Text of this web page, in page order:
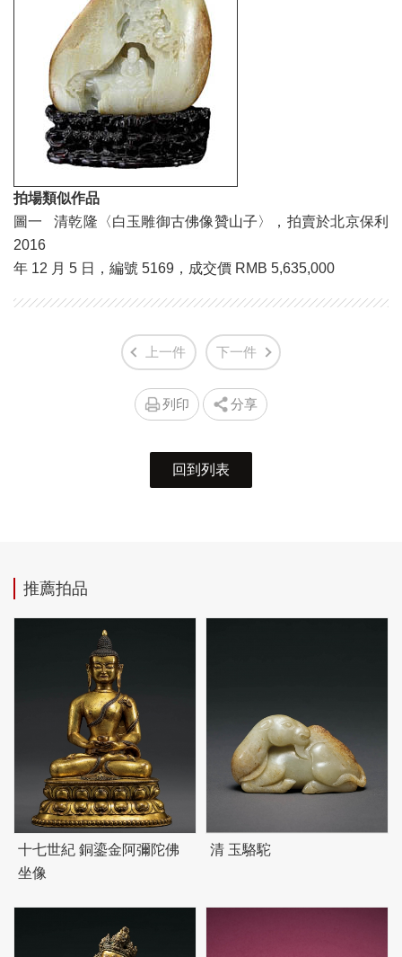
拍場類似作品
圖一 清乾隆〈白玉雕御古佛像贊山子〉，拍賣於北京保利
2016
年 12 月 5 日，編號 5169，成交價 RMB 5,635,000
上一件 下一件
列印 分享
回到列表
推薦拍品
十七世紀 銅鎏金阿彌陀佛
坐像
清 玉駱駝